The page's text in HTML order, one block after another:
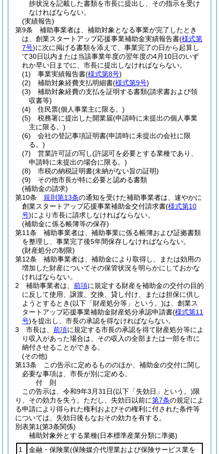
捗状況を記載した書類を市長に提出し、その指示を受け
なければならない。
(実績報告)
第9条
補助事業者は、補助対象となる事業が完了したとき
は、創業スタートアップ応援事業補助金実績報告書(様式第
7号)に次に掲げる書類を添えて、事業完了の日から起算し
て30日以内または当該事業年度の翌年度の4月10日のいず
れか早い日までに、市長に提出しなければならない。
(1)
事業実績報告書(様式第8号)
(2)
補助対象経費支払明細書(様式第9号)
(3)
補助対象経費の支払を証明する書類(請求書および領
収書等)
(4)
住民票(個人事業主に限る。)
(5)
税務署に提出した開業届(申請時に未提出の個人事業
主に限る。)
(6)
会社の登記事項証明書(申請時に未提出の会社に限
る。)
(7)
営業許可証の写し(許認可を必要とする業種であり、
申請時に未提出の場合に限る。)
(8)
市税の納税証明書(未納がない旨の証明)
(9)
その他市長が特に必要と認める書類
(補助金の請求)
第10条
規則第13条の通知を受けた補助事業者は、速やかに
創業スタートアップ応援事業補助金交付請求書(様式第10
号)により市長に請求しなければならない。
(補助金に係る帳簿等の保存)
第11条
補助事業者は、補助事業に係る帳簿および証拠書類
を整理し、事業完了後5年間保存しなければならない。
(財産処分の制限)
第12条
補助事業者は、補助金により取得し、または効用の
増加した財産についてその保管状況を明らかにしておかな
ければならない。
2
補助事業者は、 前項に規定する財産を補助金の交付の目的
に反して使用、譲渡、交換、貸し付け、または担保に供し
ようとするとき(以下「財産処分等」という。)は、創業ス
タートアップ応援事業補助金財産処分承認申請書(様式第11
号)を提出し、市長の承認を得なければならない。
3
市長は、 前項に規定する市長の承認を得て財産処分等によ
り収入があった場合は、その収入の全部または一部を市に
納付させることができる。
(その他)
第13条
この告示に定めるもののほか、補助金の交付に関し
必要な事項は、市長が別に定める。
付 則
この告示は、令和9年3月31日(以下「失効日」という。)限
り、その効力を失う。 ただし、失効日以前に第7条の規定によ
る申請により得られた権利およびその権利に付された条件等
については、失効日後もなおその効力を有する。
別表第1(第3条関係)
補助対象外とする業種(日本標準産業分類に準拠)
1
金融・保険業(保険媒介代理業および保険サービス業を